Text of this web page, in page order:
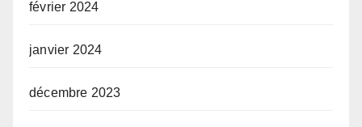
février 2024
janvier 2024
décembre 2023